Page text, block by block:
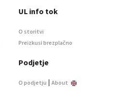
UL info tok
O storitvi
Preizkusi brezplačno
Podjetje
O podjetju | About